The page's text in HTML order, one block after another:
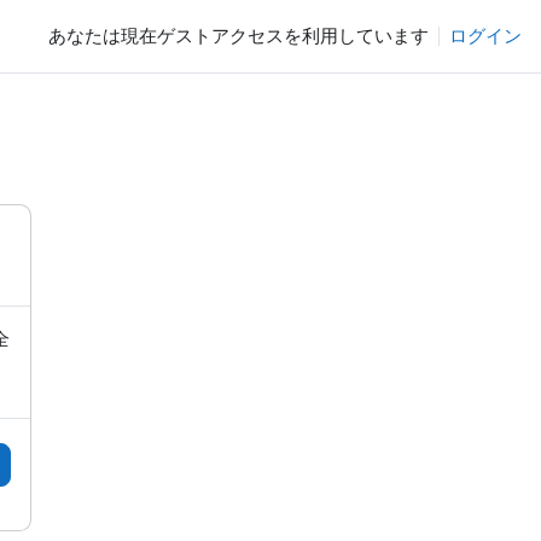
あなたは現在ゲストアクセスを利用しています ログイン